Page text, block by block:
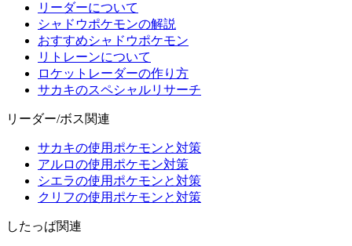
リーダーについて
シャドウポケモンの解説
おすすめシャドウポケモン
リトレーンについて
ロケットレーダーの作り方
サカキのスペシャルリサーチ
リーダー/ボス関連
サカキの使用ポケモンと対策
アルロの使用ポケモン対策
シエラの使用ポケモンと対策
クリフの使用ポケモンと対策
したっぱ関連